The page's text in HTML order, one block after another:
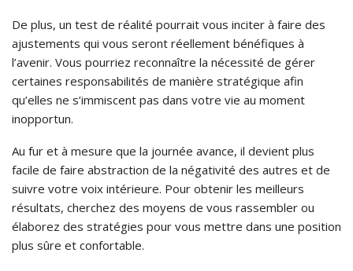
De plus, un test de réalité pourrait vous inciter à faire des
ajustements qui vous seront réellement bénéfiques à
l’avenir. Vous pourriez reconnaître la nécessité de gérer
certaines responsabilités de manière stratégique afin
qu’elles ne s’immiscent pas dans votre vie au moment
inopportun.
Au fur et à mesure que la journée avance, il devient plus
facile de faire abstraction de la négativité des autres et de
suivre votre voix intérieure. Pour obtenir les meilleurs
résultats, cherchez des moyens de vous rassembler ou
élaborez des stratégies pour vous mettre dans une position
plus sûre et confortable.